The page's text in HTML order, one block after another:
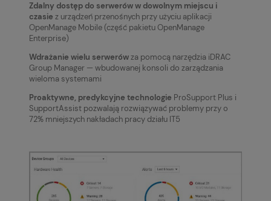
Zdalny dostęp do serwerów w dowolnym miejscu i
czasie z urządzeń przenośnych przy użyciu aplikacji
OpenManage Mobile (część pakietu OpenManage
Enterprise)
Wdrażanie wielu serwerówza pomocą narzędzia iDRAC
Group Manager — wbudowanej konsoli do zarządzania
wieloma systemami
Proaktywne, predykcyjne technologie ProSupport Plus i
SupportAssist pozwalają rozwiązywać problemy przy o
72% mniejszych nakładach pracy działu IT5